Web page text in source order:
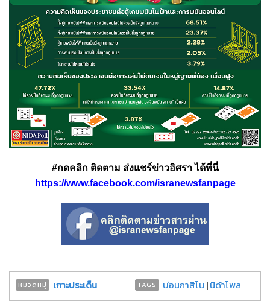
#กดคลิก ติดตาม ส่งแชร์ข่าวอิศรา ได้ที่นี่
https://www.facebook.com/isranewsfanpage
หมวดหมู่ เกาะประเด็น TAGS บ่อนกาสิโน |นิด้าโพล